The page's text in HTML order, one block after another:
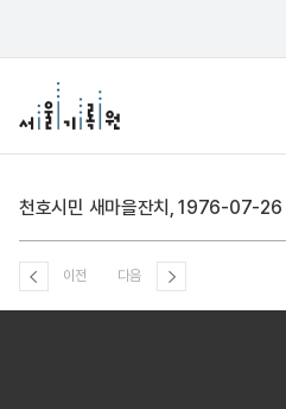
천호시민 새마을잔치, 1976-07-26
이전 다음